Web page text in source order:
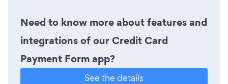
Need to know more about features and
integrations of our Credit Card
Payment Form app?
See the details